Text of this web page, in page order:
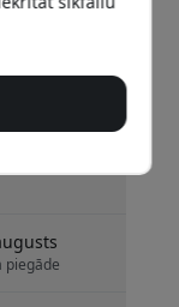
piegāde